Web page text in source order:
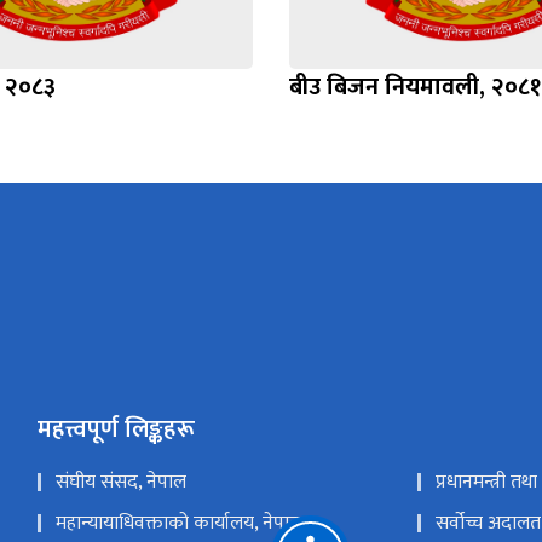
बीउ बिजन नियमावली, २०८१
महत्त्वपूर्ण लिङ्कहरू
संघीय संसद, नेपाल
प्रधानमन्त्री
महान्यायाधिवक्ताको कार्यालय, नेपाल
सर्वोच्च अदालत